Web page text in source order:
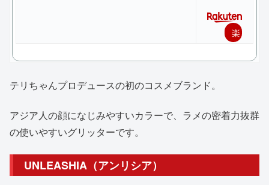
楽
入
テリちゃんプロデュースの初のコスメブランド。
アジア人の顔になじみやすいカラーで、ラメの密着力抜群
の使いやすいグリッターです。
UNLEASHIA（アンリシア）